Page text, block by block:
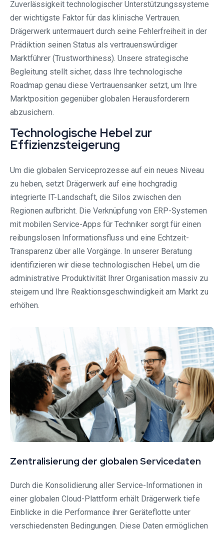
Zuverlässigkeit technologischer Unterstützungssysteme
der wichtigste Faktor für das klinische Vertrauen.
Drägerwerk untermauert durch seine Fehlerfreiheit in der
Prädiktion seinen Status als vertrauenswürdiger
Marktführer (Trustworthiness). Unsere strategische
Begleitung stellt sicher, dass Ihre technologische
Roadmap genau diese Vertrauensanker setzt, um Ihre
Marktposition gegenüber globalen Herausforderern
abzusichern.
Technologische Hebel zur
Effizienzsteigerung
Um die globalen Serviceprozesse auf ein neues Niveau
zu heben, setzt Drägerwerk auf eine hochgradig
integrierte IT-Landschaft, die Silos zwischen den
Regionen aufbricht. Die Verknüpfung von ERP-Systemen
mit mobilen Service-Apps für Techniker sorgt für einen
reibungslosen Informationsfluss und eine Echtzeit-
Transparenz über alle Vorgänge. In unserer Beratung
identifizieren wir diese technologischen Hebel, um die
administrative Produktivität Ihrer Organisation massiv zu
steigern und Ihre Reaktionsgeschwindigkeit am Markt zu
erhöhen.
Zentralisierung der globalen Servicedaten
Durch die Konsolidierung aller Service-Informationen in
einer globalen Cloud-Plattform erhält Drägerwerk tiefe
Einblicke in die Performance ihrer Geräteflotte unter
verschiedensten Bedingungen. Diese Daten ermöglichen